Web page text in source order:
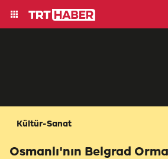
Kültür-Sanat
Osmanlı'nın Belgrad